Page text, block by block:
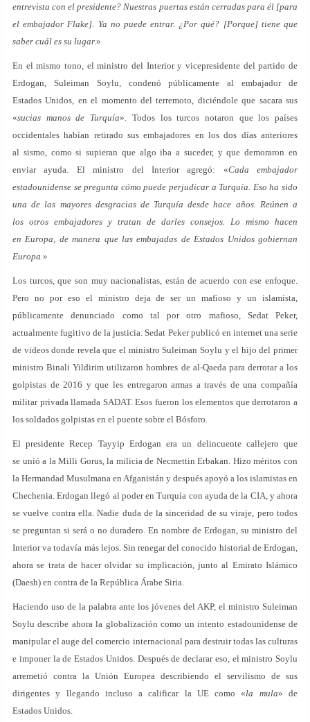
entrevista con el presidente? Nuestras puertas están cerradas para él [para
el embajador Flake]. Ya no puede entrar. ¿Por qué? [Porque] tiene que
saber cuál es su lugar.»
En el mismo tono, el ministro del Interior y vicepresidente del partido de
Erdogan, Suleiman Soylu, condenó públicamente al embajador de
Estados Unidos, en el momento del terremoto, diciéndole que sacara sus
«sucias manos de Turquía». Todos los turcos notaron que los países
occidentales habían retirado sus embajadores en los dos días anteriores
al sismo, como si supieran que algo iba a suceder, y que demoraron en
enviar ayuda. El ministro del Interior agregó: «Cada embajador
estadounidense se pregunta cómo puede perjudicar a Turquía. Eso ha sido
una de las mayores desgracias de Turquía desde hace años. Reúnen a
los otros embajadores y tratan de darles consejos. Lo mismo hacen
en Europa, de manera que las embajadas de Estados Unidos gobiernan
Europa.»
Los turcos, que son muy nacionalistas, están de acuerdo con ese enfoque.
Pero no por eso el ministro deja de ser un mafioso y un islamista,
públicamente denunciado como tal por otro mafioso, Sedat Peker,
actualmente fugitivo de la justicia. Sedat Peker publicó en internet una serie
de videos donde revela que el ministro Suleiman Soylu y el hijo del primer
ministro Binali Yildirim utilizaron hombres de al-Qaeda para derrotar a los
golpistas de 2016 y que les entregaron armas a través de una compañía
militar privada llamada SADAT. Esos fueron los elementos que derrotaron a
los soldados golpistas en el puente sobre el Bósforo.
El presidente Recep Tayyip Erdogan era un delincuente callejero que
se unió a la Milli Gorus, la milicia de Necmettin Erbakan. Hizo méritos con
la Hermandad Musulmana en Afganistán y después apoyó a los islamistas en
Chechenia. Erdogan llegó al poder en Turquía con ayuda de la CIA, y ahora
se vuelve contra ella. Nadie duda de la sinceridad de su viraje, pero todos
se preguntan si será o no duradero. En nombre de Erdogan, su ministro del
Interior va todavía más lejos. Sin renegar del conocido historial de Erdogan,
ahora se trata de hacer olvidar su implicación, junto al Emirato Islámico
(Daesh) en contra de la República Árabe Siria.
Haciendo uso de la palabra ante los jóvenes del AKP, el ministro Suleiman
Soylu describe ahora la globalización como un intento estadounidense de
manipular el auge del comercio internacional para destruir todas las culturas
e imponer la de Estados Unidos. Después de declarar eso, el ministro Soylu
arremetió contra la Unión Europea describiendo el servilismo de sus
dirigentes y llegando incluso a calificar la UE como «la mula» de
Estados Unidos.